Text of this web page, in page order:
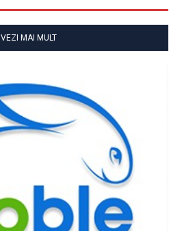
VEZI MAI MULT